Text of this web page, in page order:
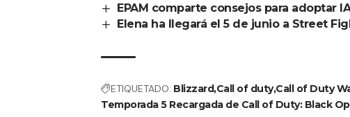
EPAM comparte consejos para adoptar
Elena ha llegará el 5 de junio a Street
ETIQUETADO: BlizzardCall of dutyCall of Duty
Temporada 5 Recargada de Call of Duty: Black